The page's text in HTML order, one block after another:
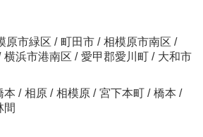
原市緑区 / 町田市 / 相模原市南区 /
横浜市港南区 / 愛甲郡愛川町 / 大和市
本 / 相原 / 相模原 / 宮下本町 / 橋本 /
間